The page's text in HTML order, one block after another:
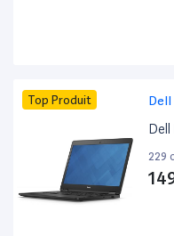
Top Produit Dell
229